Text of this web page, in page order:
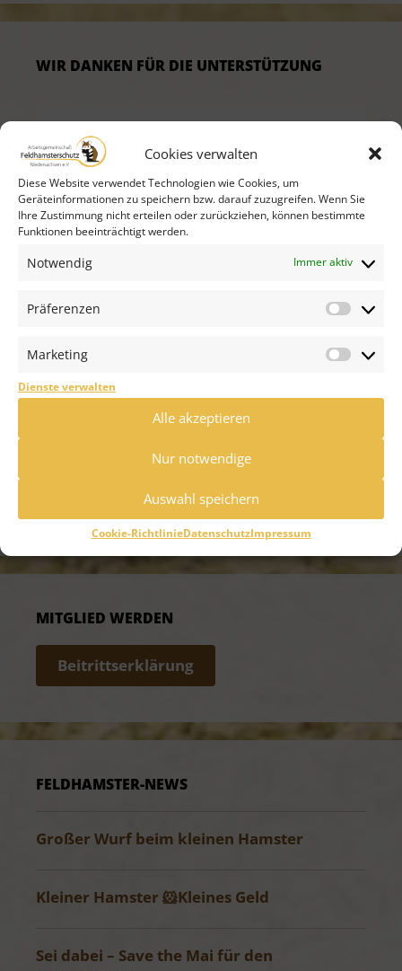
Cookies verwalten
Diese Website verwendet Technologien wie Cookies, um
Geräteinformationen zu speichern bzw. darauf zuzugreifen. Wenn Sie
Ihre Zustimmung nicht erteilen oder zurückziehen, können bestimmte
Funktionen beeinträchtigt werden.
Notwendig Immer aktiv
Präferenzen
Marketing
Dienste verwalten
Alle akzeptieren
Nur notwendige
Auswahl speichern
Cookie-RichtlinieDatenschutzImpressum
WIR DANKEN FÜR DIE UNTERSTÜTZUNG
Spendern!
MITGLIED WERDEN
Beitrittserklärung
FELDHAMSTER-NEWS
Großer Wurf beim kleinen Hamster
Kleiner Hamster 🐹Kleines Geld
Sei dabei – Save the Mai für den